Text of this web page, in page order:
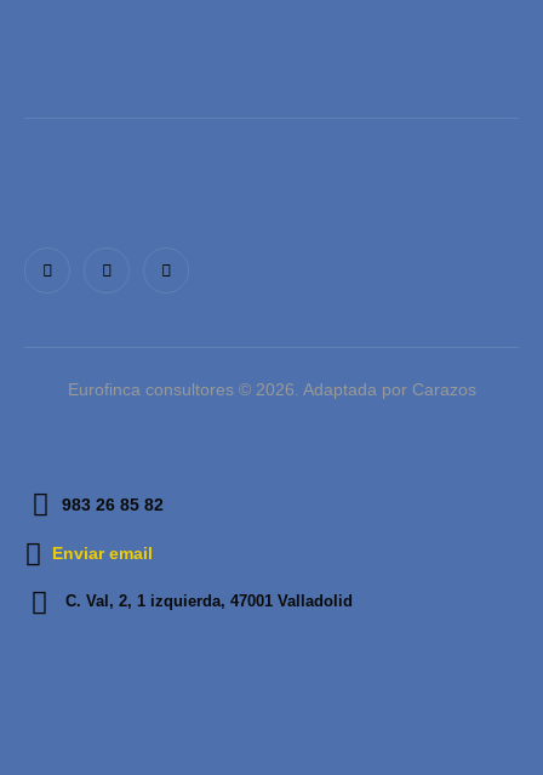
Eurofinca consultores © 2026. Adaptada por Carazos
983 26 85 82
Enviar email
C. Val, 2, 1 izquierda, 47001 Valladolid